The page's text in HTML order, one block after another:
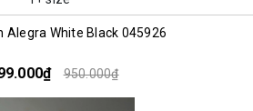
Alegra White Black 045926
950.000₫